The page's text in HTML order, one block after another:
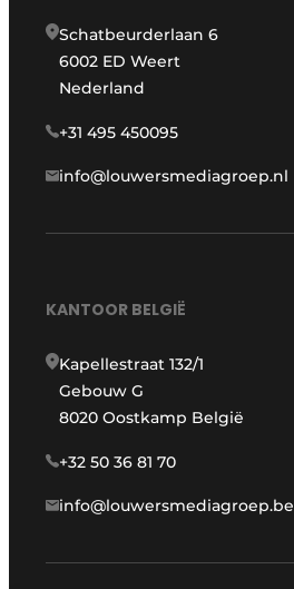
Schatbeurderlaan 6
6002 ED Weert
Nederland
+31 495 450095
info@louwersmediagroep.nl
KANTOOR BELGIË
Kapellestraat 132/1
Gebouw G
8020 Oostkamp België
+32 50 36 81 70
info@louwersmediagroep.be